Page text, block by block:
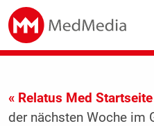
« Relatus Med Startseite
der nächsten Woche im